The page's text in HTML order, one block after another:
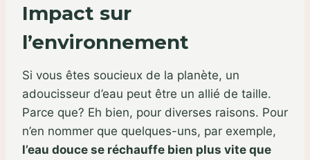
Impact sur
l’environnement
Si vous êtes soucieux de la planète, un
adoucisseur d’eau peut être un allié de taille.
Parce que? Eh bien, pour diverses raisons. Pour
n’en nommer que quelques-uns, par exemple,
l’eau douce se réchauffe bien plus vite que